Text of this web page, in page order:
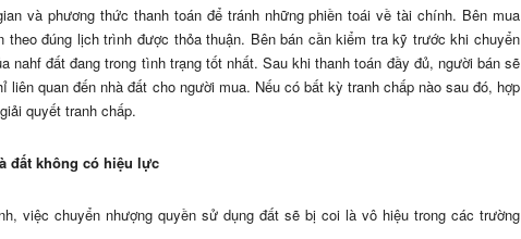
và phương thức thanh toán để tránh những phiền toái về tài chính. Bên mua
theo đúng lịch trình được thỏa thuận. Bên bán cần kiểm tra kỹ trước khi chuyển
nahf đất đang trong tình trạng tốt nhất. Sau khi thanh toán đầy đủ, người bán sẽ
liên quan đến nhà đất cho người mua. Nếu có bất kỳ tranh chấp nào sau đó, hợp
quyết tranh chấp.
đất không có hiệu lực
việc chuyển nhượng quyền sử dụng đất sẽ bị coi là vô hiệu trong các trường